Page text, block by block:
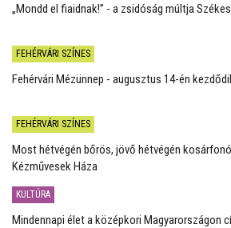
„Mondd el fiaidnak!” - a zsidóság múltja
FEHÉRVÁRI SZÍNES
Fehérvári Mézünnep - augusztus 14-én
FEHÉRVÁRI SZÍNES
Most hétvégén bőrös, jövő hétvégén
Kézművesek Háza
KULTÚRA
Mindennapi élet a középkori Magyarországon